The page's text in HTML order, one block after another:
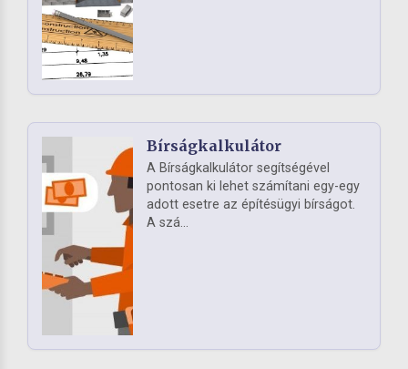
Bírságkalkulátor
A Bírságkalkulátor segítségével
pontosan ki lehet számítani egy-egy
adott esetre az építésügyi bírságot.
A szá...